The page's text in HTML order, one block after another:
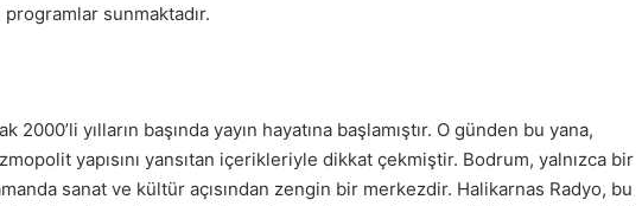
sunmaktadır.
2000’li yılların başında yayın hayatına başlamıştır. O günden bu yana,
yapısını yansıtan içerikleriyle dikkat çekmiştir. Bodrum, yalnızca bir
sanat ve kültür açısından zengin bir merkezdir. Halikarnas Radyo, bu